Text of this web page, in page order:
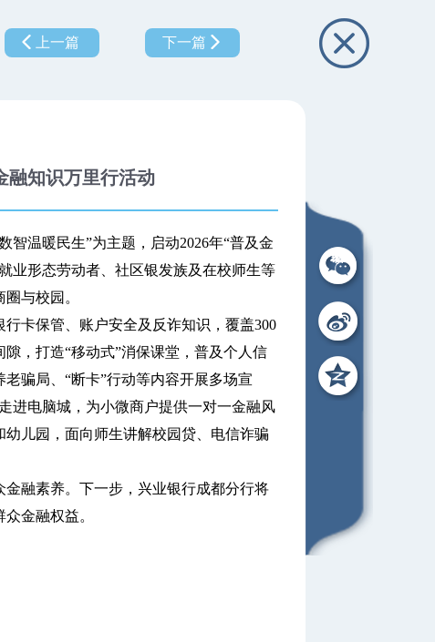
上一篇 下一篇
融知识万里行活动
温暖民生”为主题，启动2026年“普及金
业形态劳动者、社区银发族及在校师生等
与校园。
卡保管、账户安全及反诈知识，覆盖300
，打造“移动式”消保课堂，普及个人信
骗局、“断卡”行动等内容开展多场宣
进电脑城，为小微商户提供一对一金融风
儿园，面向师生讲解校园贷、电信诈骗
融素养。下一步，兴业银行成都分行将
金融权益。